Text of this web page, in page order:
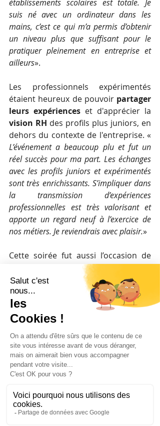
établissements scolaires est totale. Je
suis né avec un ordinateur dans les
mains, c’est ce qui m’a permis d’obtenir
un niveau plus que suffisant pour le
pratiquer pleinement en entreprise et
ailleurs».
Les professionnels expérimentés
étaient heureux de pouvoir partager
leurs expériences
vision RH des profils plus juniors, en
L’événement a beaucoup plu et fut un
réel succès pour ma part. Les échanges
avec les profils juniors et expérimentés
sont très enrichissants. S’impliquer dans
la transmission d’expériences
professionnelles est très valorisant et
apporte un regard neuf à l’exercice de
nos métiers. Je reviendrais avec plaisir.»
d’élargir son réseau et de jeter les
bases de nouvelles collaborations
Des professionnels de tous types
d’entreprises et de tous métiers ont
répondu présent à notre invitation.
Cette soirée a permis de créer de
belles synergies et nous espérons
HRconnect#4 qui aura lieu en Juin.
FoxRH a ainsi réaffirmé avec force
son engagement pour l’emploi des